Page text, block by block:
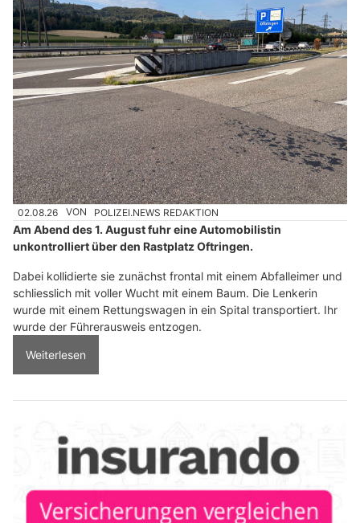
02.08.26 VON POLIZEI.NEWS REDAKTION
Am Abend des 1. August fuhr eine Automobilistin
unkontrolliert über den Rastplatz Oftringen.
Dabei kollidierte sie zunächst frontal mit einem Abfalleimer und
schliesslich mit voller Wucht mit einem Baum. Die Lenkerin
wurde mit einem Rettungswagen in ein Spital transportiert. Ihr
wurde der Führerausweis entzogen.
Weiterlesen